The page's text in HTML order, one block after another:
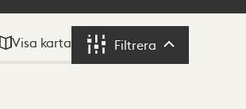
Visa karta Filtrera Filtrera